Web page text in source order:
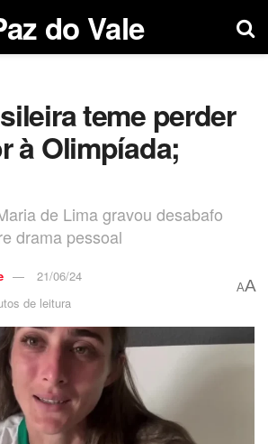
do Vale
teme perder
à Olimpíada;
de Lima gravou desabafo
drama pessoal
21/06/24
de leitura
AA